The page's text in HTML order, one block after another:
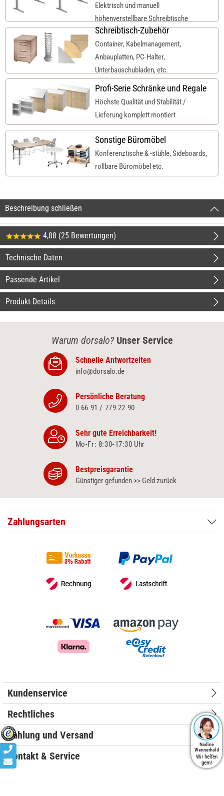
Elektrisch und manuell
höhenverstellbare Schreibtische
Schreibtisch-Zubehör
Container, Kabelmanagement,
Anbauplatten, PC-Halter,
Unterbauschubladen, etc.
Profi-Serie Schränke und Regale
Höchste Qualität und Stabilität /
Lieferung komplett montiert
Sonstige Büromöbel
Konferenztische & -stühle, Sideboards,
rollbare Büromöbel etc.
Beschreibung schließen
4,88 (25 Bewertungen)
Technische Daten
Passende Artikel
Produkt-Details
Warum dorsalo? Unser Service
Schnelle Antwortzeiten
info@dorsalo.de
Persönliche Beratung
0 66 91 / 779 22 90
Sehr gute Erreichbarkeit!
Mo-Fr: 8:30‑17:30 Uhr
Bestpreisgarantie
Günstiger gefunden >> Geld zurück
Zahlungsarten
Kundenservice
Rechtliches
Zahlung und Versand
Kontakt & Service
Nadine
Wennerhold
Wir helfen
gern!